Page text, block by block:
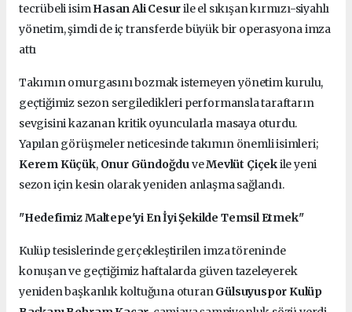
tecrübeli isimHasan Ali Cesurile el sıkışan kırmızı-siyahlı
yönetim, şimdi de iç transferde büyük bir operasyona imza
attı
Takımın omurgasını bozmak istemeyen yönetim kurulu,
geçtiğimiz sezon sergiledikleri performansla taraftarın
sevgisini kazanan kritik oyuncularla masaya oturdu.
Yapılan görüşmeler neticesinde takımın önemli isimleri;
Kerem Küçük, Onur GündoğduveMevlüt Çiçekile yeni
sezon için kesin olarak yeniden anlaşma sağlandı.
"Hedefimiz Maltepe'yi En İyi Şekilde Temsil Etmek"
Kulüp tesislerinde gerçekleştirilen imza töreninde
konuşan ve geçtiğimiz haftalarda güven tazeleyerek
yeniden başkanlık koltuğuna oturanGülsuyuspor Kulüp